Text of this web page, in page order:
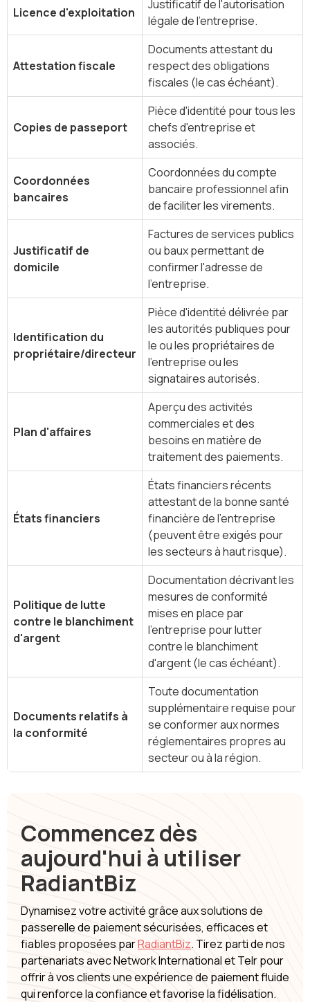
Licence d'exploitation
Justificatif de l'autorisation
légale de l'entreprise.
Attestation fiscale
Documents attestant du
respect des obligations
fiscales (le cas échéant).
Copies de passeport
Pièce d'identité pour tous les
chefs d'entreprise et
associés.
Coordonnées
bancaires
Coordonnées du compte
bancaire professionnel afin
de faciliter les virements.
Justificatif de
domicile
Factures de services publics
ou baux permettant de
confirmer l'adresse de
l'entreprise.
Identification du
propriétaire/directeur
Pièce d'identité délivrée par
les autorités publiques pour
le ou les propriétaires de
l'entreprise ou les
signataires autorisés.
Plan d'affaires
Aperçu des activités
commerciales et des
besoins en matière de
traitement des paiements.
États financiers
États financiers récents
attestant de la bonne santé
financière de l'entreprise
(peuvent être exigés pour
les secteurs à haut risque).
Politique de lutte
contre le blanchiment
d'argent
Documentation décrivant les
mesures de conformité
mises en place par
l'entreprise pour lutter
contre le blanchiment
d'argent (le cas échéant).
Documents relatifs à
la conformité
Toute documentation
supplémentaire requise pour
se conformer aux normes
réglementaires propres au
secteur ou à la région.
Commencez dès
aujourd'hui à utiliser
RadiantBiz
Dynamisez votre activité grâce aux solutions de
passerelle de paiement sécurisées, efficaces et
fiables proposées parRadiantBiz. Tirez parti de nos
partenariats avec Network International et Telr pour
offrir à vos clients une expérience de paiement fluide
qui renforce la confiance et favorise la fidélisation.